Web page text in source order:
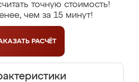
точную стоимость!
чем за 15 минут!
РАСЧЁТ